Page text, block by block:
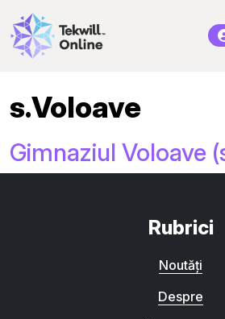
s.Voloave
Gimnaziul Voloave
Rubrici
Noutăți
Despre